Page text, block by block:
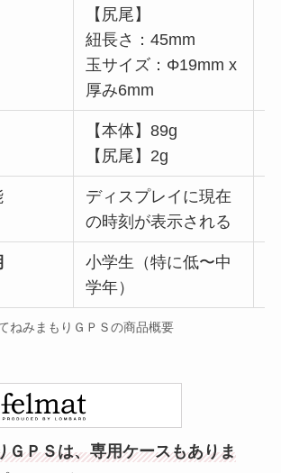
【尻尾】
紐長さ：45mm
玉サイズ：Φ19mm x
厚み6mm
【本体】89g
【尻尾】2g
ディスプレイに現在
の時刻が表示される
小学生（特に低〜中
学年）
ねみまもりＧＰＳの商品概要
ＧＰＳは、専用ケースもありま